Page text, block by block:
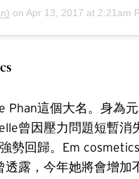
onApr 13, 2017 at 2:21am
Phan這個大名。身為
曾因壓力問題短暫消
勢回歸。Em
露，今年她將會增加